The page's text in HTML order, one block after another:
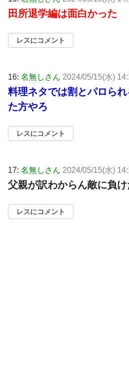
田所退学編は面白かった
レスにコメント
16: 名無しさん 2024/05/15(水)
料理ネタでは割とパロら
た方やろ
レスにコメント
17: 名無しさん 2024/05/15(水)
父親が訳わからん敵に負
レスにコメント